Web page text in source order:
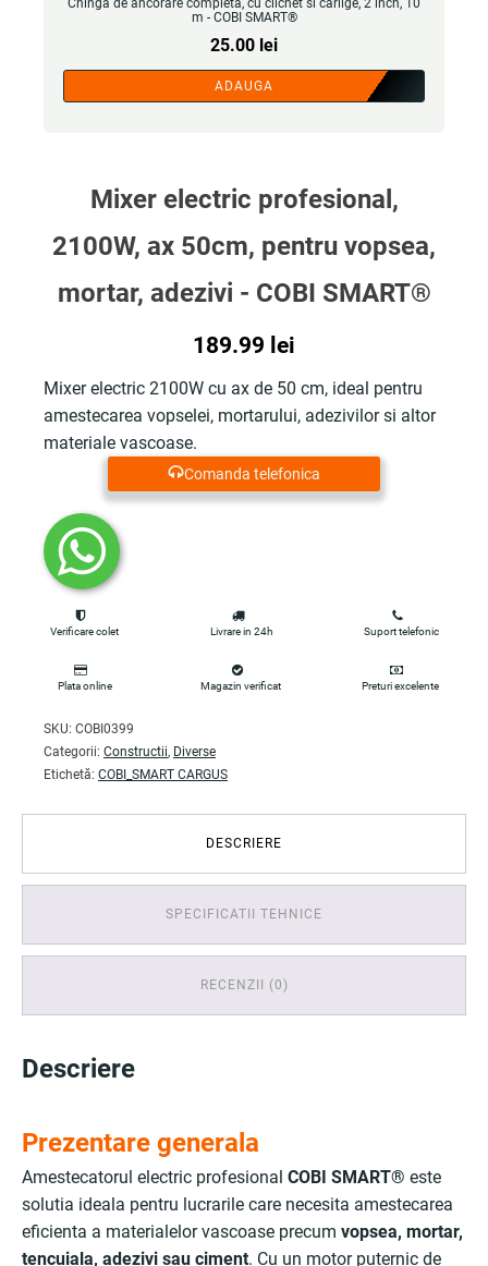
Chinga de ancorare completa, cu clichet si carlige, 2 inch, 10
m - COBI SMART®
25.00 lei
ADAUGA
Mixer electric profesional,
2100W, ax 50cm, pentru vopsea,
mortar, adezivi - COBI SMART®
189.99 lei
Mixer electric 2100W cu ax de 50 cm, ideal pentru
amestecarea vopselei, mortarului, adezivilor si altor
materiale vascoase.
Comanda telefonica
Verificare colet Livrare in 24h Suport telefonic
Plata online Magazin verificat Preturi excelente
SKU: COBI0399
Categorii: Constructii, Diverse
Etichetă: COBI_SMART CARGUS
DESCRIERE
SPECIFICATII TEHNICE
RECENZII (0)
Descriere
Prezentare generala
Amestecatorul electric profesional COBI SMART® este
solutia ideala pentru lucrarile care necesita amestecarea
eficienta a materialelor vascoase precum vopsea, mortar,
tencuiala, adezivi sau ciment. Cu un motor puternic de